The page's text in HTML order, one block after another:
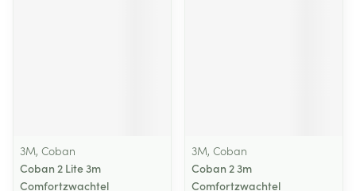
3M, Coban
Coban 2 Lite 3m
Comfortzwachtel
3M, Coban
Coban 2 3m
Comfortzwachtel